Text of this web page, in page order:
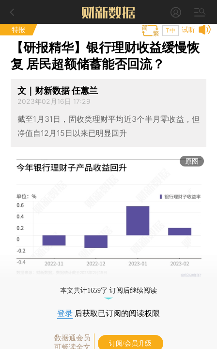
特报 试听
T中
【研报精华】银行理财收益缓慢恢
复 居民超额储蓄能否回流？
文｜财新数据 任蕙兰
2023年02月16日 17:29
截至1月31日，固收类理财平均近3个半月零收益，但
净值自12月15日以来已明显回升
原图
本文共计1659字 订阅后继续阅读
登录 后获取已订阅的阅读权限
数据通会员
可畅读全文
订阅/会员升级